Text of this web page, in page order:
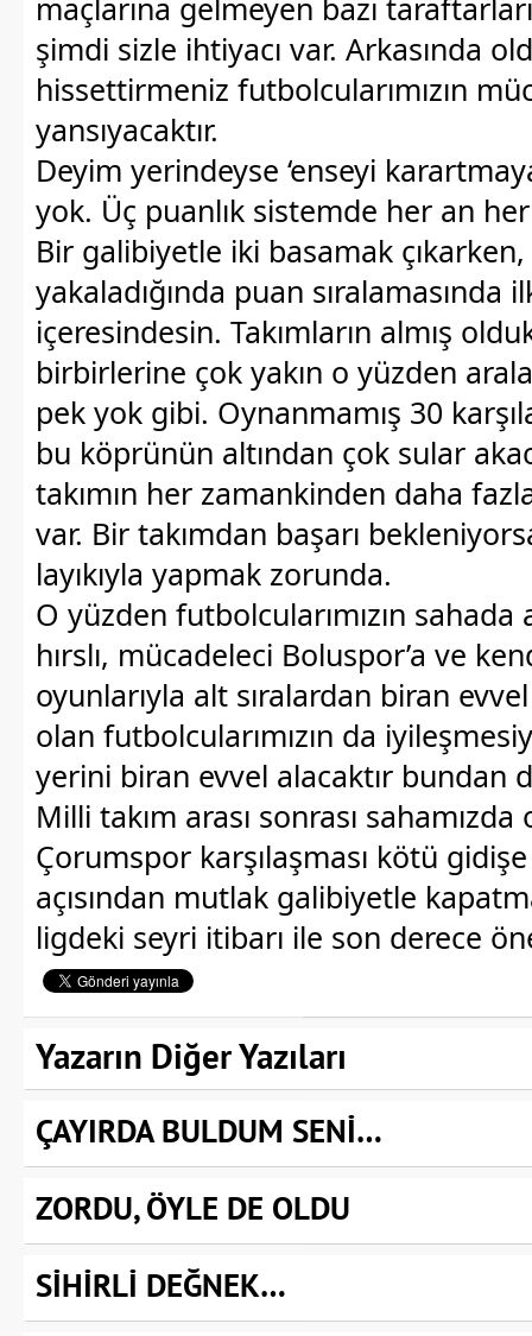
maçlarına gelmeyen bazı
şimdi sizle ihtiyacı var. Arkasında
hissettirmeniz futbolcularımızın
yansıyacaktır.
Deyim yerindeyse ‘enseyi
yok. Üç puanlık sistemde her an
Bir galibiyetle iki basamak
yakaladığında puan sıralamasında
içeresindesin. Takımların almış
birbirlerine çok yakın o yüzden
pek yok gibi. Oynanmamış 30
bu köprünün altından çok sular
takımın her zamankinden daha
var. Bir takımdan başarı
layıkıyla yapmak zorunda.
O yüzden futbolcularımızın
hırslı, mücadeleci Boluspor’a ve
oyunlarıyla alt sıralardan biran
olan futbolcularımızın da
yerini biran evvel alacaktır bundan
Milli takım arası sonrası sahamızda
Çorumspor karşılaşması kötü
açısından mutlak galibiyetle
ligdeki seyri itibarı ile son derece
Yazarın Diğer Yazıları
ÇAYIRDA BULDUM SENİ…
ZORDU, ÖYLE DE OLDU
SİHİRLİ DEĞNEK…